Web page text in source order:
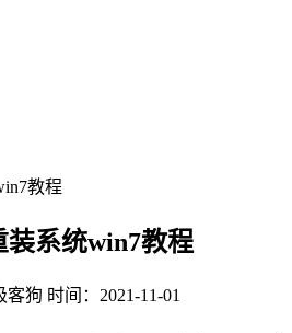
教程
系统win7教程
客狗 时间：2021-11-01